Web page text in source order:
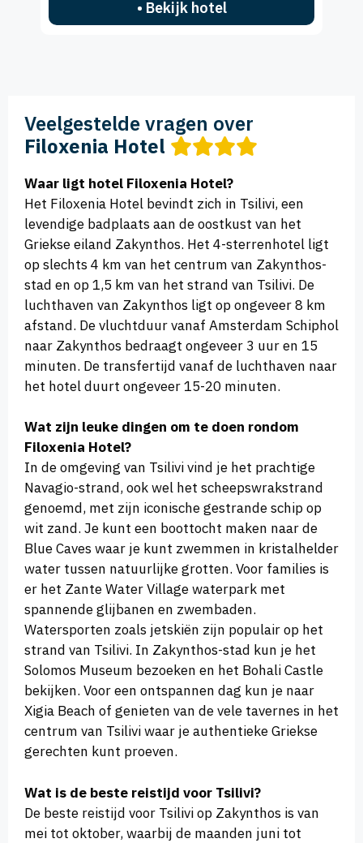
• Bekijk hotel
Veelgestelde vragen over
Filoxenia Hotel
Waar ligt hotel Filoxenia Hotel?
Het Filoxenia Hotel bevindt zich in Tsilivi, een
levendige badplaats aan de oostkust van het
Griekse eiland Zakynthos. Het 4-sterrenhotel ligt
op slechts 4 km van het centrum van Zakynthos-
stad en op 1,5 km van het strand van Tsilivi. De
luchthaven van Zakynthos ligt op ongeveer 8 km
afstand. De vluchtduur vanaf Amsterdam Schiphol
naar Zakynthos bedraagt ongeveer 3 uur en 15
minuten. De transfertijd vanaf de luchthaven naar
het hotel duurt ongeveer 15-20 minuten.
Wat zijn leuke dingen om te doen rondom
Filoxenia Hotel?
In de omgeving van Tsilivi vind je het prachtige
Navagio-strand, ook wel het scheepswrakstrand
genoemd, met zijn iconische gestrande schip op
wit zand. Je kunt een boottocht maken naar de
Blue Caves waar je kunt zwemmen in kristalhelder
water tussen natuurlijke grotten. Voor families is
er het Zante Water Village waterpark met
spannende glijbanen en zwembaden.
Watersporten zoals jetskiën zijn populair op het
strand van Tsilivi. In Zakynthos-stad kun je het
Solomos Museum bezoeken en het Bohali Castle
bekijken. Voor een ontspannen dag kun je naar
Xigia Beach of genieten van de vele tavernes in het
centrum van Tsilivi waar je authentieke Griekse
gerechten kunt proeven.
Wat is de beste reistijd voor Tsilivi?
De beste reistijd voor Tsilivi op Zakynthos is van
mei tot oktober, waarbij de maanden juni tot